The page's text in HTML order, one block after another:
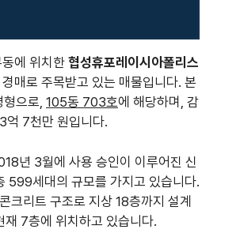
에 위치한 협성휴포레이시아폴리스
매로 주목받고 있는 매물입니다. 본
으로, 105동 703호에 해당하며, 감
억 7천만 원입니다.
년 3월에 사용 승인이 이루어진 신
599세대의 규모를 가지고 있습니다.
크리트 구조로 지상 18층까지 설계
재 7층에 위치하고 있습니다.